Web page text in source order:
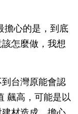
擔心的是，到底
怎麼做，我想
台灣原能會認
飆高，可能是以